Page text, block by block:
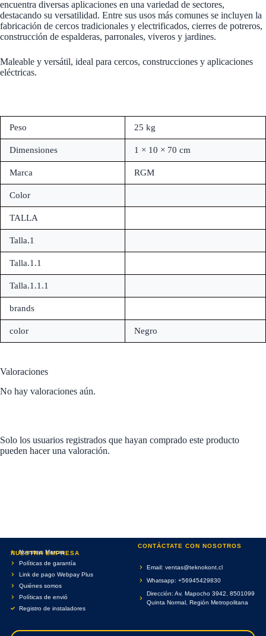
encuentra diversas aplicaciones en una variedad de sectores,
destacando su versatilidad. Entre sus usos más comunes se incluyen la
fabricación de cercos tradicionales y electrificados, cierres de potreros,
construcción de espalderas, parronales, viveros y jardines.
Maleable y versátil, ideal para cercos, construcciones y aplicaciones
eléctricas.
Peso 25 kg
Dimensiones 1 × 10 × 70 cm
Marca RGM
Color
TALLA
Talla.1
Talla.1.1
Talla.1.1.1
brands
color Negro
Valoraciones
No hay valoraciones aún.
Solo los usuarios registrados que hayan comprado este producto
pueden hacer una valoración.
NUESTRA EMPRESA
Nuestras Marcas
Políticas de garantía
Link de pago Webpay Plus
Quiénes somos
Políticas de envió
Registro de instaladores
CONTÁCTATE CON NOSOTROS
Email: ventas@teknokont.cl
Whatsapp: +56945429830
Dirección: Av. Mapocho 3942, 8501099
Quinta Normal, Región Metropolitana